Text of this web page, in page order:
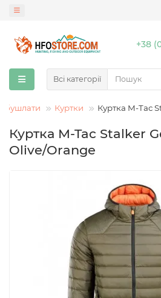
+38
Всі категорії
бушлати Куртки Куртка M-Tac
Куртка M-Tac Stalker
Olive/Orange